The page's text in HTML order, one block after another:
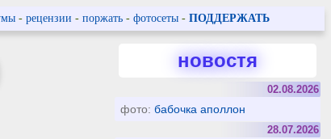
- рецензии - поржать- фотосеты - ПОДДЕРЖАТЬ
новостя
02.08.2026
фото:бабочка аполлон
28.07.2026